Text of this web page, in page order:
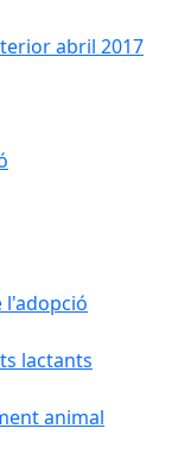
abril 2017
l'adopció
lactants
animal